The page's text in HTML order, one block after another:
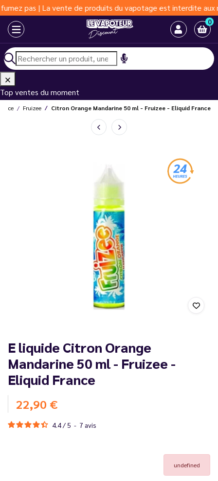
| La vente de produits du vapotage est interdite aux moins
0
Top ventes du moment
Fruizee Citron Orange Mandarine 50 ml - Fruizee - Eliquid France
E liquide Citron Orange
Mandarine 50 ml - Fruizee -
Eliquid France
22,90 €
4.4/ 5 - 7 avis
undefined